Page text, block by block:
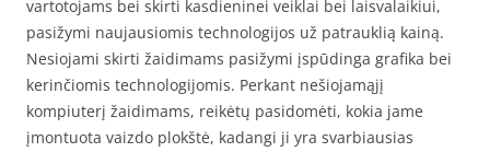
vartotojams bei skirti kasdieninei veiklai bei laisvalaikiui,
pasižymi naujausiomis technologijos už patrauklią kainą.
Nesiojami skirti žaidimams pasižymi įspūdinga grafika bei
kerinčiomis technologijomis. Perkant nešiojamąjį
kompiuterį žaidimams, reikėtų pasidomėti, kokia jame
įmontuota vaizdo plokštė, kadangi ji yra svarbiausias